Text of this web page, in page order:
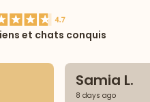
et chats conquis
Samia L.
8 days ago